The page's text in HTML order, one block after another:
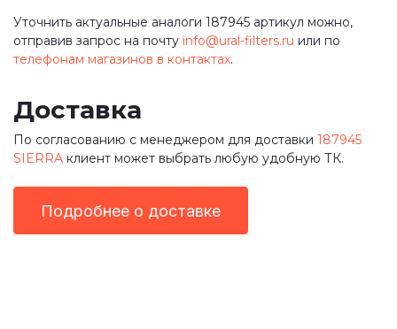
Уточнить актуальные аналоги 187945 артикул можно,
отправив запрос на почту info@ural-filters.ru или по
телефонам магазинов в контактах.
Доставка
По согласованию с менеджером для доставки 187945
SIERRA клиент может выбрать любую удобную ТК.
Подробнее о доставке